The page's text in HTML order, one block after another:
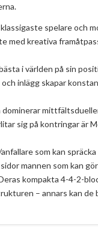
spelare och
med kreativa
i världen på sin
inlägg skapar
sig på kontringar är
som kan
mannen som kan
kompakta 4-4-2-
– annars kan de